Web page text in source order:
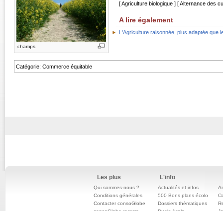
champs
[Agriculture biologique] [Alternance des
A lire également
L'Agriculture raisonnée, plus adaptée que
Catégorie:Commerce équitable
Les plus
Qui sommes-nous ?
Conditions générales
Contacter consoGlobe
L'info
Actualités et infos
500 Bons plans écolo
Dossiers thématiques